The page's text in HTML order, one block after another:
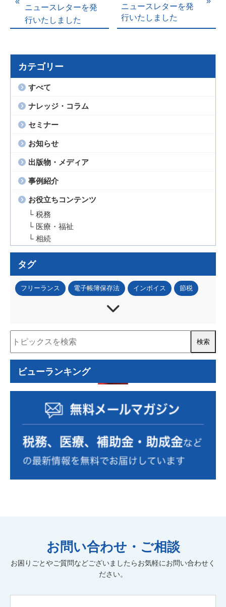
ニュースレターを発
行いたしました
ニュースレターを発
行いたしました
カテゴリー
すべて
ナレッジ・コラム
セミナー
お知らせ
出版物・メディア
事例紹介
お役立ちコンテンツ
└ 税務
└ 医療・福祉
└ 相続
タグ
フリーランス 電子帳簿保存法 インボイス 節税
事業再構築補助金
認定経営革新等支援機関 経営計画書 住民税
資金計画 コロナ関連
事業計画の策定 事業復活支援金 資金繰り表
経営戦略 セカンドライフ 業務改善 医業経営支援
相続税・贈与税 年末調整 税制改正 経営管理
社会保険労務士 人材育成 社会保険業務 記帳代行
経理アウトソーシング
ビューランキング
お問い合わせ・ご相談
お困りごとやご質問などございましたらお気軽にお問い合わせく
ださい。